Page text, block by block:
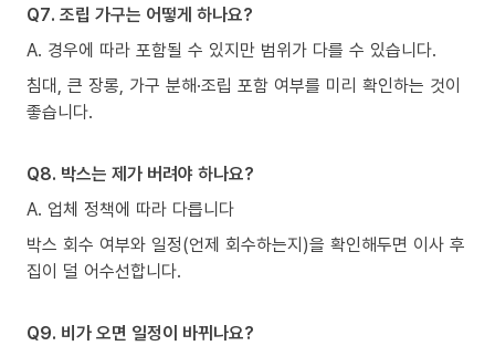
Q7. 조립 가구는 어떻게 하나요?
A. 경우에 따라 포함될 수 있지만 범위가 다를 수 있습니다.
침대, 큰 장롱, 가구 분해·조립 포함 여부를 미리 확인하는 것이
좋습니다.
Q8. 박스는 제가 버려야 하나요?
A. 업체 정책에 따라 다릅니다
박스 회수 여부와 일정(언제 회수하는지)을 확인해두면 이사 후
집이 덜 어수선합니다.
Q9. 비가 오면 일정이 바뀌나요?